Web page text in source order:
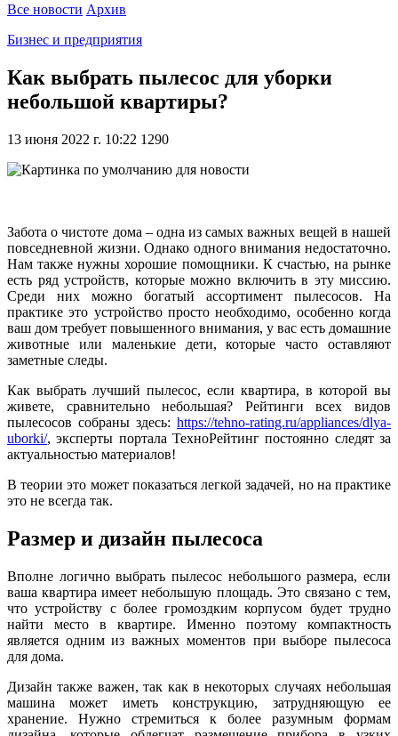
Все новости Архив
Бизнес и предприятия
Как выбрать пылесос для уборки
небольшой квартиры?
13 июня 2022 г. 10:22 1290
Забота о чистоте дома – одна из самых важных вещей в нашей
повседневной жизни. Однако одного внимания недостаточно.
Нам также нужны хорошие помощники. К счастью, на рынке
есть ряд устройств, которые можно включить в эту миссию.
Среди них можно богатый ассортимент пылесосов. На
практике это устройство просто необходимо, особенно когда
ваш дом требует повышенного внимания, у вас есть домашние
животные или маленькие дети, которые часто оставляют
заметные следы.
Как выбрать лучший пылесос, если квартира, в которой вы
живете, сравнительно небольшая? Рейтинги всех видов
пылесосов собраны здесь: https://tehno-rating.ru/appliances/dlya-
uborki/, эксперты портала ТехноРейтинг постоянно следят за
актуальностью материалов!
В теории это может показаться легкой задачей, но на практике
это не всегда так.
Размер и дизайн пылесоса
Вполне логично выбрать пылесос небольшого размера, если
ваша квартира имеет небольшую площадь. Это связано с тем,
что устройству с более громоздким корпусом будет трудно
найти место в квартире. Именно поэтому компактность
является одним из важных моментов при выборе пылесоса
для дома.
Дизайн также важен, так как в некоторых случаях небольшая
машина может иметь конструкцию, затрудняющую ее
хранение. Нужно стремиться к более разумным формам